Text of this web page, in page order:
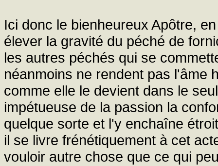
Ici donc le bienheureux Apôtre,
élever la gravité du péché de
les autres péchés qui se
néanmoins ne rendent pas l'âme
comme elle le devient dans le
impétueuse de la passion la
quelque sorte et l'y enchaîne
il se livre frénétiquement à cet
vouloir autre chose que ce qui